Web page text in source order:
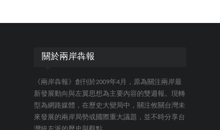
關於兩岸犇報
《兩岸犇報》創刊於2009年4月，原為關注兩岸最
新發展動向與左翼思想為主要內容的雙週報。現轉
型為網路媒體，在歷史大變局中，關注攸關台灣未
來發展的兩岸局勢或國際重大議題，並不時分享台